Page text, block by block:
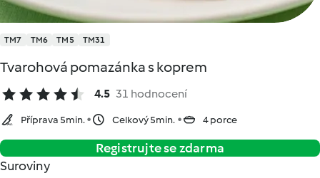
TM7 TM6 TM5 TM31
Tvarohová pomazánka s koprem
4.5 31 hodnocení
Příprava 5min. Celkový 5min. 4 porce
Registrujte se zdarma
Suroviny